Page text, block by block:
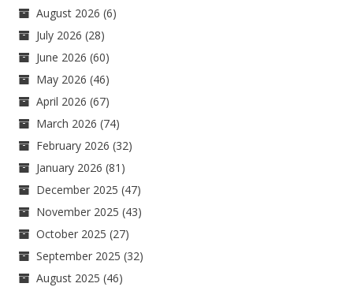
August 2026 (6)
July 2026 (28)
June 2026 (60)
May 2026 (46)
April 2026 (67)
March 2026 (74)
February 2026 (32)
January 2026 (81)
December 2025 (47)
November 2025 (43)
October 2025 (27)
September 2025 (32)
August 2025 (46)